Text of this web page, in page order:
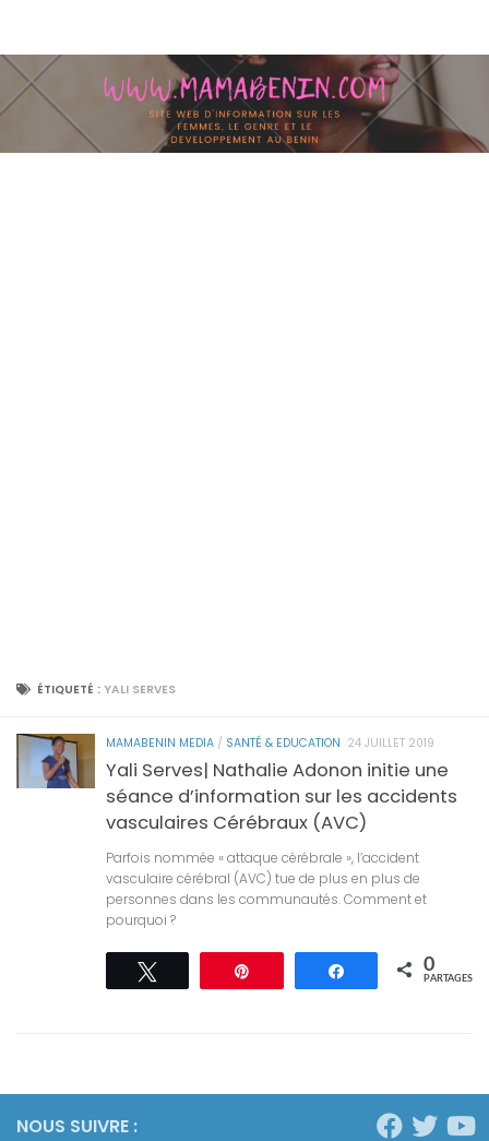
ÉTIQUETÉ : YALI SERVES
MAMABENIN MEDIA / SANTÉ & EDUCATION 24 JUILLET 2019
Yali Serves| Nathalie Adonon initie une
séance d’information sur les accidents
vasculaires Cérébraux (AVC)
Parfois nommée « attaque cérébrale », l’accident
vasculaire cérébral (AVC) tue de plus en plus de
personnes dans les communautés. Comment et
pourquoi ?
Partagez 0
PARTAGES
NOUS SUIVRE :